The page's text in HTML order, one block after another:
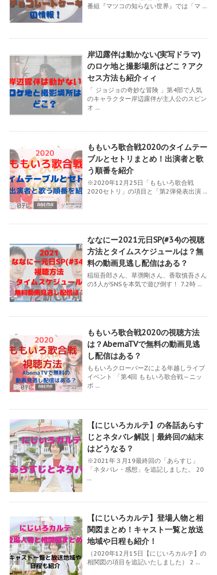
番組『マツコの知らない世界』では「マ ...
岸辺露伴は動かない(実写ドラマ)
のロケ地と撮影場所はどこ？アク
セス方法も紹介ィィ
「 ジョジョの奇妙な冒険 」第4部で人気
のキャラクター岸辺露伴が主人公のスピン
オ ...
ももいろ歌合戦2020のタイムテー
ブルとセトリまとめ！出演者と歌
う順番を紹介
※2020年12月25日「ももいろ歌合戦
2020セトリ」の項目と「第2弾発表出演 ...
ななにー2021元日SP(#34)の視聴
方法とタイムスケジュールは？無
料の動画見逃し配信はある？
稲垣吾郎さん、草彅剛さん、香取慎吾さん
の3人がSNSを本気で遊び倒す！ 7.2時 ...
ももいろ歌合戦2020の視聴方法
は？AbemaTVで無料の動画見逃
し配信はある？
ももいろクローバーZによる年越しライブ
イベント 「第4回 ももいろ歌合戦～ニッ
ポ ...
【にじいろカルテ】の各話あらす
じとネタバレ解説｜最終回の結末
はどうなる？
※2021年３月19最終回の「あらすじ」
「ネタバレ・感想」を追記しました。 20
...
【にじいろカルテ】登場人物と相
関図まとめ！キャスト一覧と放送
地域や日程も紹介！
（2020年12月15日【にじいろカルテ】の
相関図の項目を追記いたしました） 2 ...